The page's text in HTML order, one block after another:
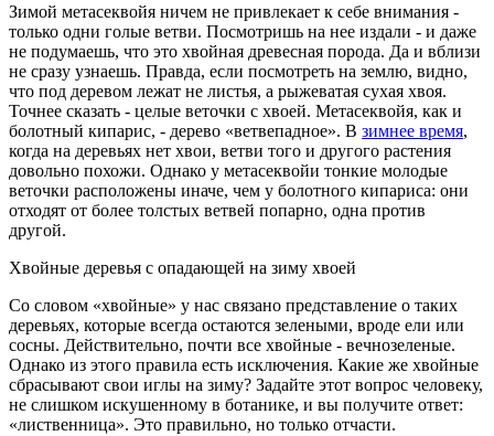
Зимой метасеквойя ничем не привлекает к себе внимания -
только одни голые ветви. Посмотришь на нее издали - и даже
не подумаешь, что это хвойная древесная порода. Да и вблизи
не сразу узнаешь. Правда, если посмотреть на землю, видно,
что под деревом лежат не листья, а рыжеватая сухая хвоя.
Точнее сказать - целые веточки с хвоей. Метасеквойя, как и
болотный кипарис, - дерево «ветвепадное». В зимнее время,
когда на деревьях нет хвои, ветви того и другого растения
довольно похожи. Однако у метасеквойи тонкие молодые
веточки расположены иначе, чем у болотного кипариса: они
отходят от более толстых ветвей попарно, одна против
другой.
Хвойные деревья с опадающей на зиму хвоей
Со словом «хвойные» у нас связано представление о таких
деревьях, которые всегда остаются зелеными, вроде ели или
сосны. Действительно, почти все хвойные - вечнозеленые.
Однако из этого правила есть исключения. Какие же хвойные
сбрасывают свои иглы на зиму? Задайте этот вопрос человеку,
не слишком искушенному в ботанике, и вы получите ответ:
«лиственница». Это правильно, но только отчасти.